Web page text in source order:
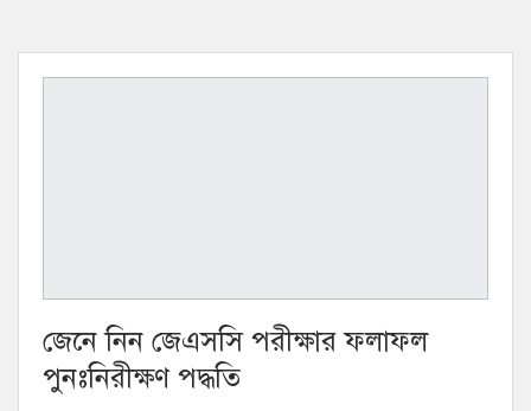
জেনে নিন জেএসসি পরীক্ষার ফলাফল
পুনঃনিরীক্ষণ পদ্ধতি